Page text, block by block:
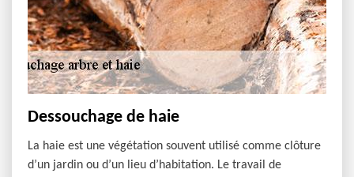
Dessouchage de haie
La haie est une végétation souvent utilisé comme clôture
d’un jardin ou d’un lieu d’habitation. Le travail de